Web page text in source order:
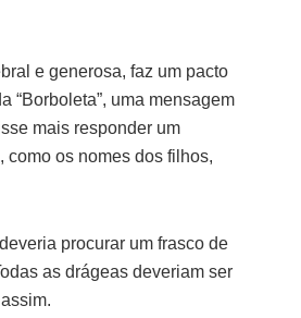
e generosa, faz um pacto
“Borboleta”, uma mensagem
mais responder um
os nomes dos filhos,
procurar um frasco de
as drágeas deveriam ser